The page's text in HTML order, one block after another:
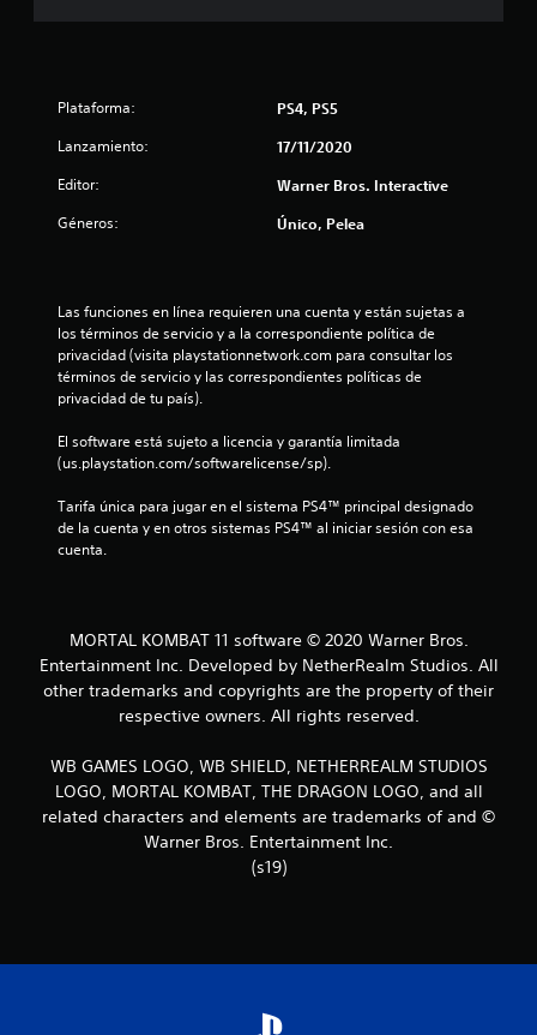
9
l
i
e
s
Plataforma: PS4, PS5
Lanzamiento: 17/11/2020
Editor: Warner Bros. Interactive
Géneros: Único, Pelea
Las funciones en línea requieren una cuenta y están sujetas a
los términos de servicio y a la correspondiente política de
privacidad (visita playstationnetwork.com para consultar los
términos de servicio y las correspondientes políticas de
privacidad de tu país).
El software está sujeto a licencia y garantía limitada
(us.playstation.com/softwarelicense/sp).
Tarifa única para jugar en el sistema PS4™ principal designado
de la cuenta y en otros sistemas PS4™ al iniciar sesión con esa
cuenta.
MORTAL KOMBAT 11 software © 2020 Warner Bros.
Entertainment Inc. Developed by NetherRealm Studios. All
other trademarks and copyrights are the property of their
respective owners. All rights reserved.
WB GAMES LOGO, WB SHIELD, NETHERREALM STUDIOS
LOGO, MORTAL KOMBAT, THE DRAGON LOGO, and all
related characters and elements are trademarks of and ©
Warner Bros. Entertainment Inc.
(s19)